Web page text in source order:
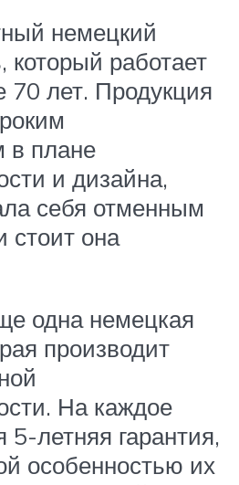
немецкий
который работает
70 лет. Продукция
в плане
и дизайна,
себя отменным
стоит она
одна немецкая
производит
На каждое
5-летняя гарантия,
особенностью их